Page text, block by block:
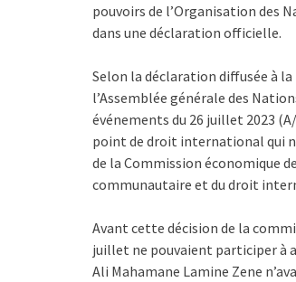
pouvoirs de l’Organisation des
dans une déclaration officielle.
Selon la déclaration diffusée à
l’Assemblée générale des
événements du 26 juillet 2023
point de droit international qui
de la Commission économique
communautaire et du droit
Avant cette décision de la
juillet ne pouvaient participer à
Ali Mahamane Lamine Zene